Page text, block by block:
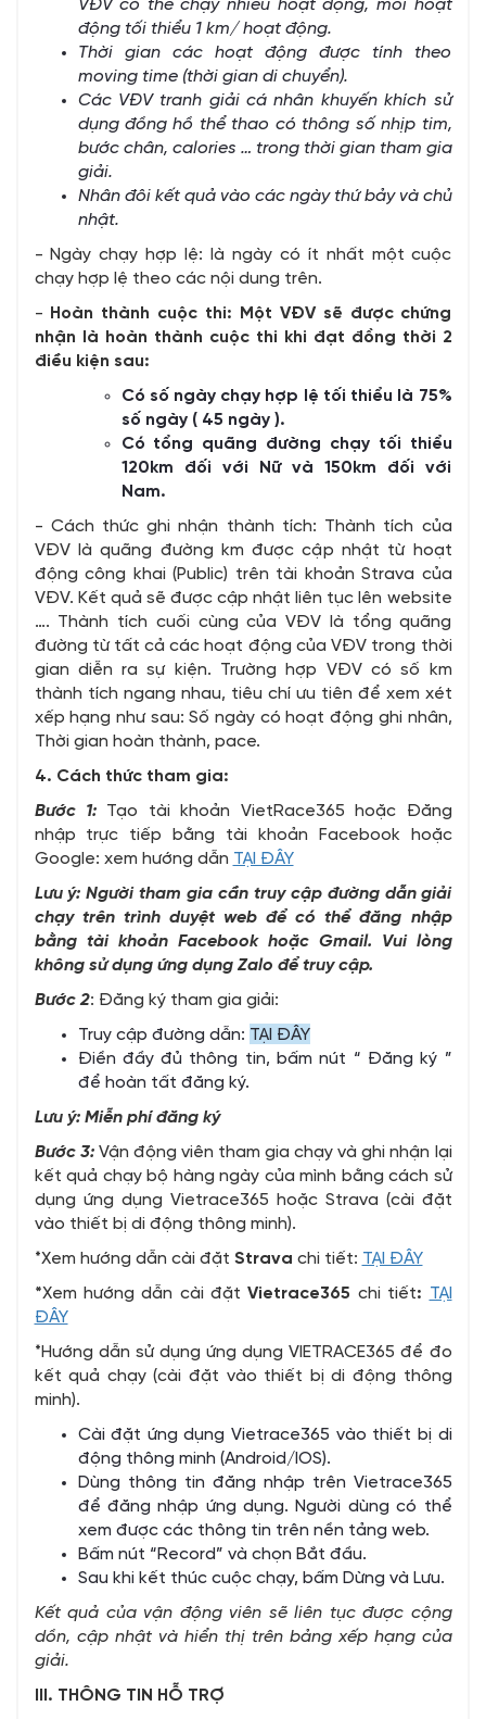
VĐV có thể chạy nhiều hoạt động, mỗi hoạt
động tối thiểu 1 km/ hoạt động.
Thời gian các hoạt động được tính theo
moving time(thời gian di chuyển).
Các VĐV tranh giải cá nhân khuyến khích sử
dụng đồng hồ thể thao có thông số nhịp tim,
bước chân, calories … trong thời gian tham gia
giải.
Nhân đôi kết quả vào các ngày thứ bảy và chủ
nhật.
- Ngày chạy hợp lệ: là ngày có ít nhất một cuộc
chạy hợp lệ theo các nội dung trên.
- Hoàn thành cuộc thi: Một VĐV sẽ được chứng
nhận là hoàn thành cuộc thi khi đạt đồng thời 2
điều kiện sau:
Có số ngày chạy hợp lệ tối thiểu là 75%
số ngày ( 45 ngày ).
Có tổng quãng đường chạy tối thiểu
120km đối với Nữ và 150km đối với
Nam.
- Cách thức ghi nhận thành tích: Thành tích của
VĐV là quãng đường km được cập nhật từ hoạt
động công khai (Public) trên tài khoản Strava của
VĐV. Kết quả sẽ được cập nhật liên tục lên website
…. Thành tích cuối cùng của VĐV là tổng quãng
đường từ tất cả các hoạt động của VĐV trong thời
gian diễn ra sự kiện. Trường hợp VĐV có số km
thành tích ngang nhau, tiêu chí ưu tiên để xem xét
xếp hạng như sau:Số ngày có hoạt động ghi nhân,
Thời gian hoàn thành, pace.
4. Cách thức tham gia:
Bước 1: Tạo tài khoản VietRace365 hoặc Đăng
nhập trực tiếp bằng tài khoản Facebook hoặc
Google: xem hướng dẫn TẠI ĐÂY
Lưu ý: Người tham gia cần truy cập đường dẫn giải
chạy trên trình duyệt web để có thể đăng nhập
bằng tài khoản Facebook hoặc Gmail. Vui lòng
không sử dụng ứng dụng Zalo để truy cập.
Bước 2: Đăng ký tham gia giải:
Truy cập đường dẫn: TẠI ĐÂY
Điền đầy đủ thông tin, bấm nút “ Đăng ký ”
để hoàn tất đăng ký.
Lưu ý: Miễn phí đăng ký
Bước 3:Vận động viên tham gia chạy và ghi nhận lại
kết quả chạy bộ hàng ngày của mình bằng cách sử
dụng ứng dụng Vietrace365 hoặc Strava (cài đặt
vào thiết bị di động thông minh).
*Xem hướng dẫn cài đặt Strava chi tiết: TẠI ĐÂY
*Xem hướng dẫn cài đặtVietrace365 chi tiết: TẠI
ĐÂY
*Hướng dẫn sử dụng ứng dụng VIETRACE365 để đo
kết quả chạy (cài đặt vào thiết bị di động thông
minh).
Cài đặt ứng dụng Vietrace365 vào thiết bị di
động thông minh (Android/IOS).
Dùng thông tin đăng nhập trên Vietrace365
để đăng nhập ứng dụng. Người dùng có thể
xem được các thông tin trên nền tảng web.
Bấm nút “Record” và chọn Bắt đầu.
Sau khi kết thúc cuộc chạy, bấm Dừng và Lưu.
Kết quả của vận động viên sẽ liên tục được cộng
dồn, cập nhật và hiển thị trên bảng xếp hạng của
giải.
III. THÔNG TIN HỖ TRỢ